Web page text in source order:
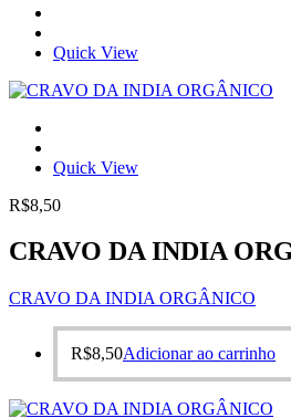
Quick View
Quick View
R$8,50
CRAVO DA INDIA
CRAVO DA INDIA ORGÂNICO
R$8,50Adicionar ao carrinho